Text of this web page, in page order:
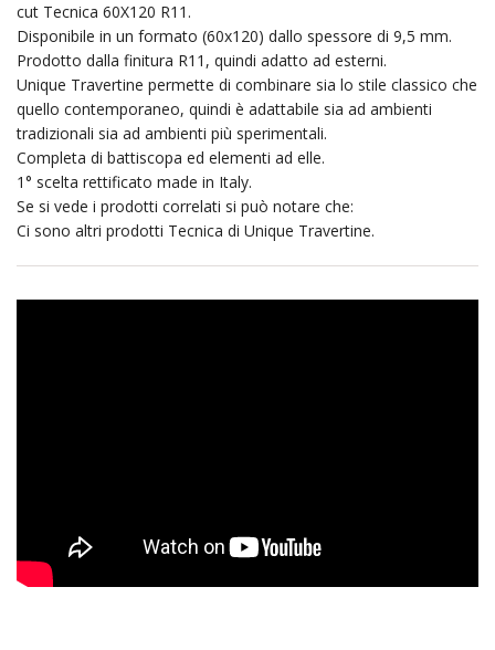
cut Tecnica 60X120 R11.
Disponibile in un formato (60x120) dallo spessore di 9,5 mm.
Prodotto dalla finitura R11, quindi adatto ad esterni.
Unique Travertine permette di combinare sia lo stile classico che
quello contemporaneo, quindi è adattabile sia ad ambienti
tradizionali sia ad ambienti più sperimentali.
Completa di battiscopa ed elementi ad elle.
1° scelta rettificato made in Italy.
Se si vede i prodotti correlati si può notare che:
Ci sono altri prodotti Tecnica di Unique Travertine.